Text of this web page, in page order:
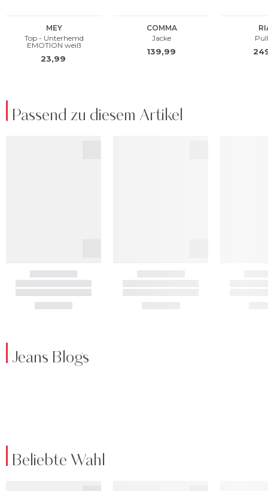
Passend zu diesem Artikel
Jeans Blogs
Beliebte Wahl